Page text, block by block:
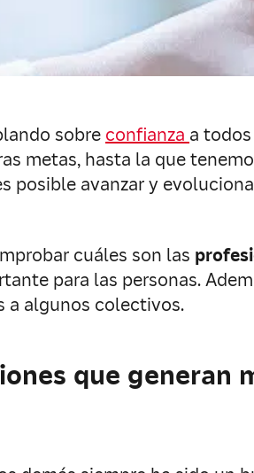
sobre confianza a
metas, hasta la que
posible avanzar y
cuáles son las
para las personas.
a algunos colectivos.
que generan